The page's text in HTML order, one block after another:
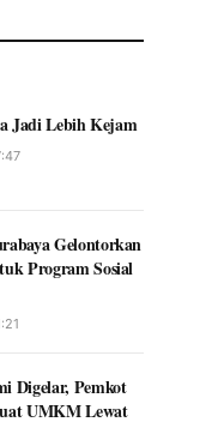
Jadi Lebih Kejam
Gelontorkan
Program Sosial
Digelar, Pemkot
UMKM Lewat